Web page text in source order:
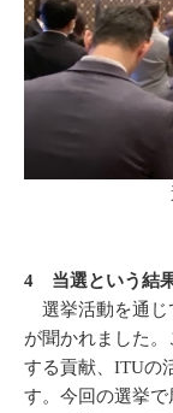
4 当選という結
選挙活動を通じ
が聞かれました
する貢献、ITUの
す。今回の選挙